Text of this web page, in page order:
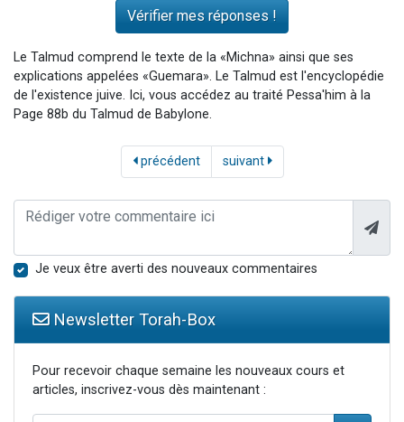
Le Talmud comprend le texte de la «Michna» ainsi que ses
explications appelées «Guemara». Le Talmud est l'encyclopédie
de l'existence juive. Ici, vous accédez au traité Pessa'him à la
Page 88b du Talmud de Babylone.
précédent suivant
Je veux être averti des nouveaux commentaires
Newsletter Torah-Box
Pour recevoir chaque semaine les nouveaux cours et
articles, inscrivez-vous dès maintenant :